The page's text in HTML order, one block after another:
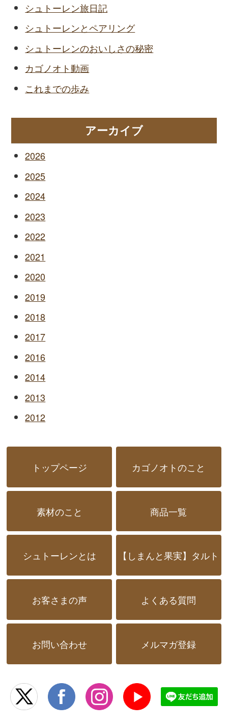
シュトーレン旅日記
シュトーレンとペアリング
シュトーレンのおいしさの秘密
カゴノオト動画
これまでの歩み
アーカイブ
2026
2025
2024
2023
2022
2021
2020
2019
2018
2017
2016
2014
2013
2012
トップページ カゴノオトのこと
素材のこと 商品一覧
シュトーレンとは 【しまんと果実】タルト
お客さまの声 よくある質問
お問い合わせ メルマガ登録